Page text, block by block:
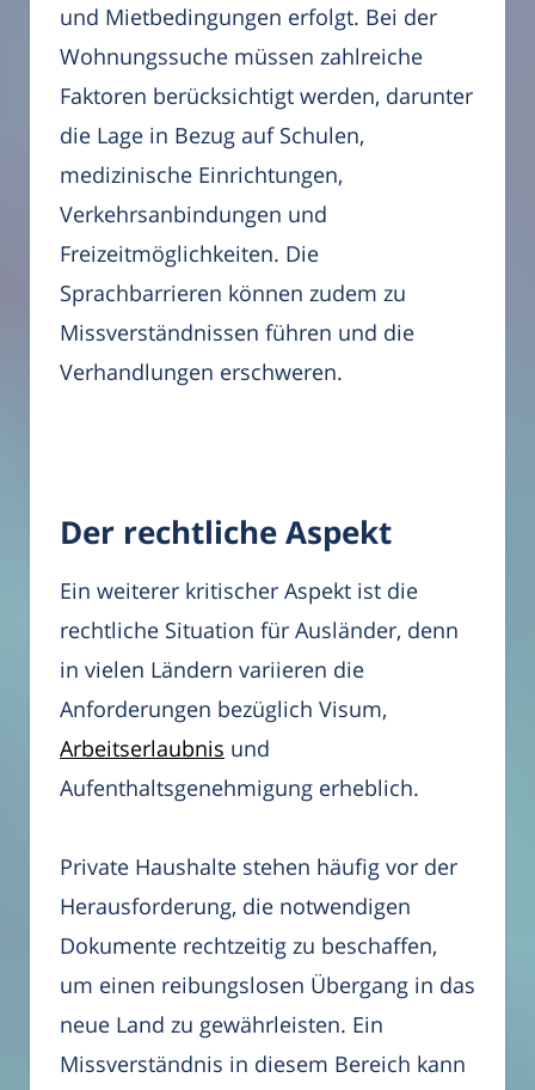
und Mietbedingungen erfolgt. Bei der
Wohnungssuche müssen zahlreiche
Faktoren berücksichtigt werden, darunter
die Lage in Bezug auf Schulen,
medizinische Einrichtungen,
Verkehrsanbindungen und
Freizeitmöglichkeiten. Die
Sprachbarrieren können zudem zu
Missverständnissen führen und die
Verhandlungen erschweren.
Der rechtliche Aspekt
Ein weiterer kritischer Aspekt ist die
rechtliche Situation für Ausländer, denn
in vielen Ländern variieren die
Anforderungen bezüglich Visum,
Arbeitserlaubnis und
Aufenthaltsgenehmigung erheblich.
Private Haushalte stehen häufig vor der
Herausforderung, die notwendigen
Dokumente rechtzeitig zu beschaffen,
um einen reibungslosen Übergang in das
neue Land zu gewährleisten. Ein
Missverständnis in diesem Bereich kann